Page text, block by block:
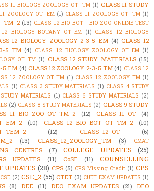
11 BIOLOGY ZOOLOGY OT -TM (1) CLASS 11 STUDY
ZOOLOGY OT -EM (1) CLASS 11 ZOOLOGY OT -TM (1)
-TM_2 (13) CLASS 12 BIO BOT - BIO ZOO ONLINE TEST
12 BIOLOGY BOTANY OT EM (1) CLASS 12 BIOLOGY
12 BIOLOGY ZOOLOGY 2-3-5 EM (4) CLASS 12
5 TM (4) CLASS 12 BIOLOGY ZOOLOGY OT EM (1)
OT TM (1) CLASS 12 STUDY MATERIALS (15)
5 EM (4) CLASS 12 ZOOLOGY 2-3-5 TM (4) CLASS 12
12 ZOOLOGY OT TM (1) CLASS 12 ZOOLOGY TM (1)
(1) CLASS 3 STUDY MATERIALS (1) CLASS 4 STUDY
MATERIALS (1) CLASS 6 STUDY MATERIALS (2)
(2) CLASS 8 STUDY MATERIALS (2) CLASS 9 STUDY
(12) CLASS_11_OT
(4)
(10) CLASS_12_BIO_BOT_OT_TM_2
(10)
(12) CLASS_12_OT
(6)
(13) CLASS_12_ZOOLOGY_TM (3)
CMAT
CENTRES (7) COLLEGE UPDATES (25)
UPDATES (11) CoSE (11)
COUNSELLING
UPDATES (28) CPS (5) CPS Missing Credit (1) CPS
CSE (2) CSE_2 (55) CTET (3) CUET EXAM UPDATES (1)
(8) DEE (11) DEO EXAM UPDATES (21)
DEO